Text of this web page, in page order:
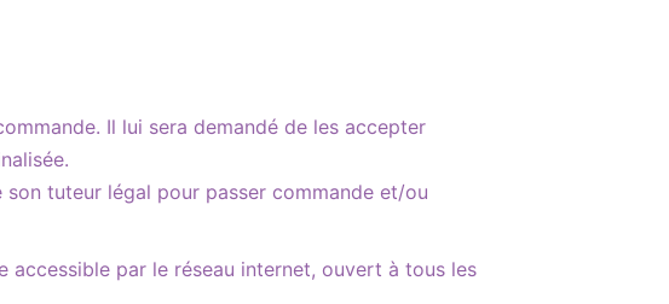
Il lui sera demandé de les accepter
son tuteur légal pour passer commande et/ou
par le réseau internet, ouvert à tous les